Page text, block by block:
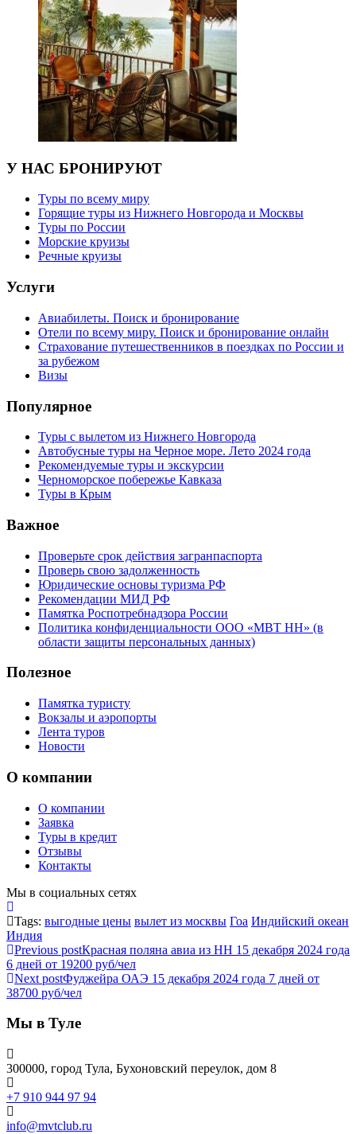
У НАС БРОНИРУЮТ
Туры по всему миру
Горящие туры из Нижнего Новгорода и Москвы
Туры по России
Морские круизы
Речные круизы
Услуги
Авиабилеты. Поиск и бронирование
Отели по всему миру. Поиск и бронирование онлайн
Страхование путешественников в поездках по России и
за рубежом
Визы
Популярное
Туры с вылетом из Нижнего Новгорода
Автобусные туры на Черное море. Лето 2024 года
Рекомендуемые туры и экскурсии
Черноморское побережье Кавказа
Туры в Крым
Важное
Проверьте срок действия загранпаспорта
Проверь свою задолженность
Юридические основы туризма РФ
Рекомендации МИД РФ
Памятка Роспотребнадзора России
Политика конфиденциальности ООО «МВТ НН» (в
области защиты персональных данных)
Полезное
Памятка туристу
Вокзалы и аэропорты
Лента туров
Новости
О компании
О компании
Заявка
Туры в кредит
Отзывы
Контакты
Мы в социальных сетях
Tags: выгодные цены вылет из москвы Гоа Индийский океан
Индия
Previous postКрасная поляна авиа из НН 15 декабря 2024 года
6 дней от 19200 руб/чел
Next postФуджейра ОАЭ 15 декабря 2024 года 7 дней от
38700 руб/чел
Мы в Туле
300000, город Тула, Бухоновский переулок, дом 8
+7 910 944 97 94
info@mvtclub.ru